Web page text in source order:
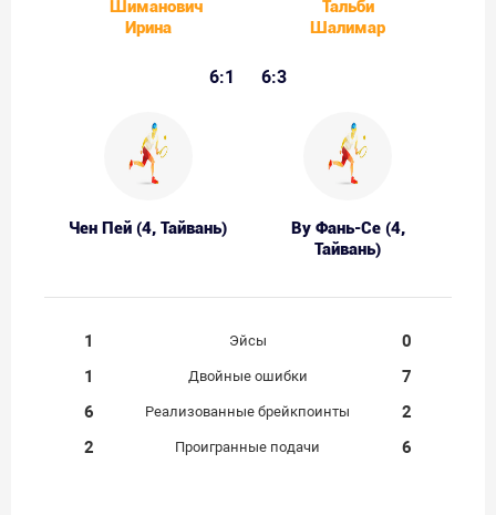
Шиманович
Ирина
Тальби
Шалимар
6:1 6:3
Чен Пей (4, Тайвань)
Ву Фань-Се (4,
Тайвань)
1 Эйсы
0
1
Двойные ошибки
7
6
Реализованные брейкпоинты
2
2
Проигранные подачи 6